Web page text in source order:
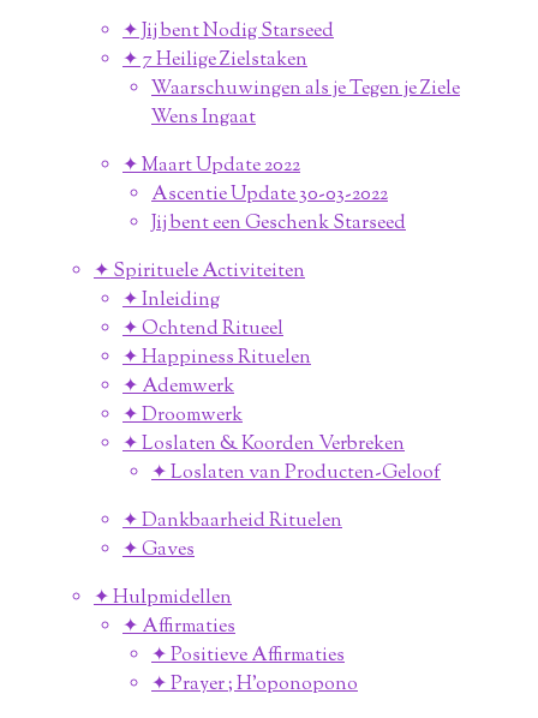
✦ Jij bent Nodig Starseed
✦ 7 Heilige Zielstaken
Waarschuwingen als je Tegen je Ziele
Wens Ingaat
✦ Maart Update 2022
Ascentie Update 30-03-2022
Jij bent een Geschenk Starseed
✦ Spirituele Activiteiten
✦ Inleiding
✦ Ochtend Ritueel
✦ Happiness Rituelen
✦ Ademwerk
✦ Droomwerk
✦ Loslaten & Koorden Verbreken
✦ Loslaten van Producten-Geloof
✦ Dankbaarheid Rituelen
✦ Gaves
✦ Hulpmidellen
✦ Affirmaties
✦ Positieve Affirmaties
✦ Prayer ; H'oponopono